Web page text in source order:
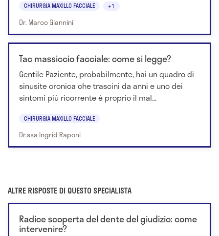
CHIRURGIA MAXILLO FACCIALE +1
Dr. Marco Giannini
Tac massiccio facciale: come si legge?
Gentile Paziente, probabilmente, hai un quadro di
sinusite cronica che trascini da anni e uno dei
sintomi più ricorrente è proprio il mal...
CHIRURGIA MAXILLO FACCIALE
Dr.ssa Ingrid Raponi
ALTRE RISPOSTE DI QUESTO SPECIALISTA
Radice scoperta del dente del giudizio: come
intervenire?